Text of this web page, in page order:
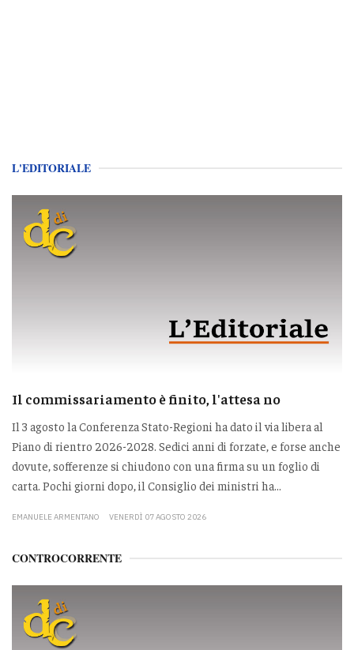
L'EDITORIALE
Il commissariamento è finito, l'attesa no
Il 3 agosto la Conferenza Stato-Regioni ha dato il via libera al
Piano di rientro 2026-2028. Sedici anni di forzate, e forse anche
dovute, sofferenze si chiudono con una firma su un foglio di
carta. Pochi giorni dopo, il Consiglio dei ministri ha...
EMANUELE ARMENTANO VENERDÌ 07 AGOSTO 2026
CONTROCORRENTE